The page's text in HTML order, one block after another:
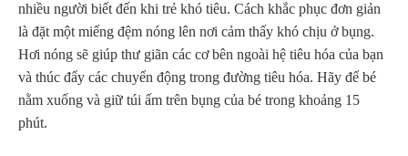
nhiều người biết đến khi trẻ khó tiêu. Cách khắc phục đơn giản
là đặt một miếng đệm nóng lên nơi cảm thấy khó chịu ở bụng.
Hơi nóng sẽ giúp thư giãn các cơ bên ngoài hệ tiêu hóa của bạn
và thúc đẩy các chuyển động trong đường tiêu hóa. Hãy để bé
nằm xuống và giữ túi ấm trên bụng của bé trong khoảng 15
phút.